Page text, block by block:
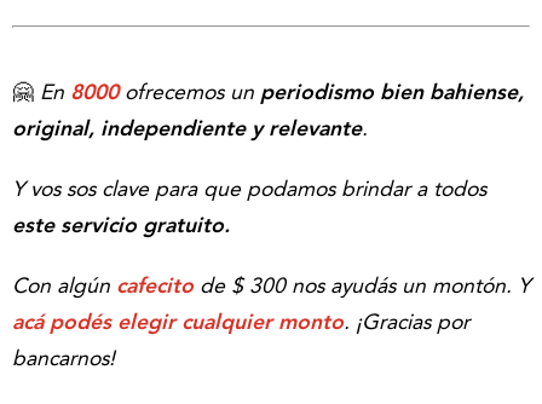
🤗 En 8000ofrecemos un periodismo bien bahiense,
original, independiente y relevante.
Y vos sos clave para que podamos brindar a todos
este servicio gratuito.
Con algún cafecito de $ 300 nos ayudás un montón. Y
acá podés elegir cualquier monto. ¡Gracias por
bancarnos!